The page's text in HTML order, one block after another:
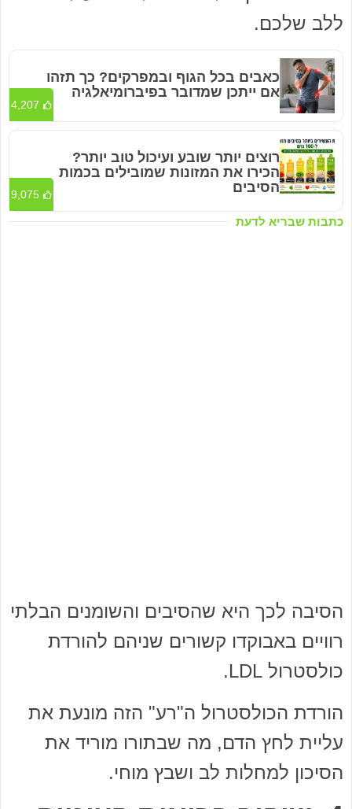
ללב שלכם.
כתבות שבריא לדעת
כאבים בכל הגוף ובמפרקים? כך תזהו
אם ייתכן שמדובר בפיברומיאלגיה
4,207
רוצים יותר שובע ועיכול טוב יותר?
הכירו את המזונות שמובילים בכמות
הסיבים
9,075
הסיבה לכך היא שהסיבים והשומנים הבלתי
רוויים באבוקדו קשורים שניהם להורדת
כולסטרול LDL.
הורדת הכולסטרול ה"רע" הזה מונעת את
עליית לחץ הדם, מה שבתורו מוריד את
הסיכון למחלות לב ושבץ מוחי.